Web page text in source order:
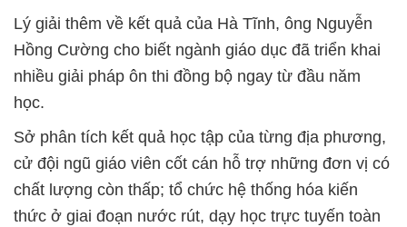
Lý giải thêm về kết quả của Hà Tĩnh, ông Nguyễn
Hồng Cường cho biết ngành giáo dục đã triển khai
nhiều giải pháp ôn thi đồng bộ ngay từ đầu năm
học.
Sở phân tích kết quả học tập của từng địa phương,
cử đội ngũ giáo viên cốt cán hỗ trợ những đơn vị có
chất lượng còn thấp; tổ chức hệ thống hóa kiến
thức ở giai đoạn nước rút, dạy học trực tuyến toàn